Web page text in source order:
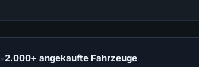
•2.000+ angekaufte Fahrzeuge